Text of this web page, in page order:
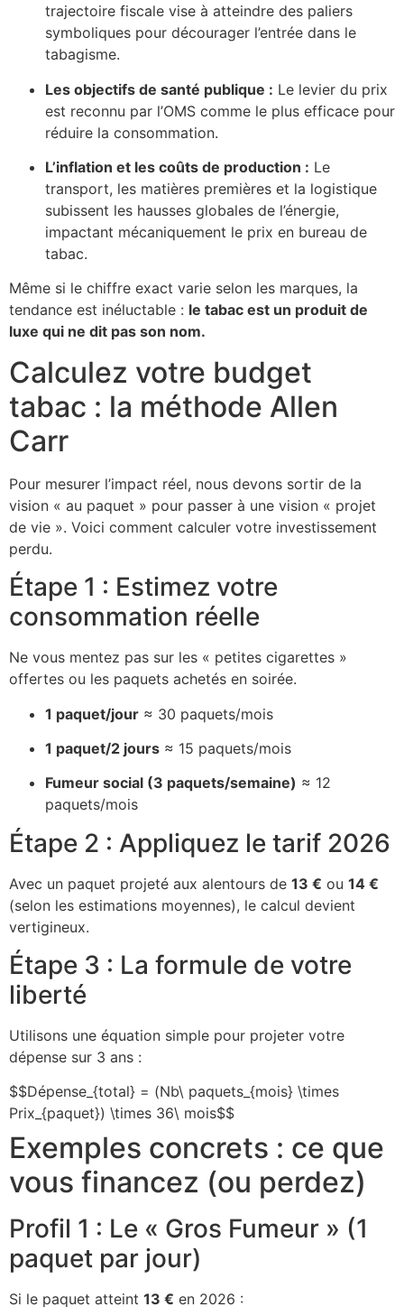
trajectoire fiscale vise à atteindre des paliers
symboliques pour décourager l’entrée dans le
tabagisme.
Les objectifs de santé publique : Le levier du prix
est reconnu par l’OMS comme le plus efficace pour
réduire la consommation.
L’inflation et les coûts de production : Le
transport, les matières premières et la logistique
subissent les hausses globales de l’énergie,
impactant mécaniquement le prix en bureau de
tabac.
Même si le chiffre exact varie selon les marques, la
tendance est inéluctable : le tabac est un produit de
luxe qui ne dit pas son nom.
Calculez votre budget
tabac : la méthode Allen
Carr
Pour mesurer l’impact réel, nous devons sortir de la
vision « au paquet » pour passer à une vision « projet
de vie ». Voici comment calculer votre investissement
perdu.
Étape 1 : Estimez votre
consommation réelle
Ne vous mentez pas sur les « petites cigarettes »
offertes ou les paquets achetés en soirée.
1 paquet/jour ≈ 30 paquets/mois
1 paquet/2 jours ≈ 15 paquets/mois
Fumeur social (3 paquets/semaine) ≈ 12
paquets/mois
Étape 2 : Appliquez le tarif 2026
Avec un paquet projeté aux alentours de 13 € ou 14 €
(selon les estimations moyennes), le calcul devient
vertigineux.
Étape 3 : La formule de votre
liberté
Utilisons une équation simple pour projeter votre
dépense sur 3 ans :
$$Dépense_{total} = (Nb\ paquets_{mois} \times
Prix_{paquet}) \times 36\ mois$$
Exemples concrets : ce que
vous financez (ou perdez)
Profil 1 : Le « Gros Fumeur » (1
paquet par jour)
Si le paquet atteint 13 € en 2026 :